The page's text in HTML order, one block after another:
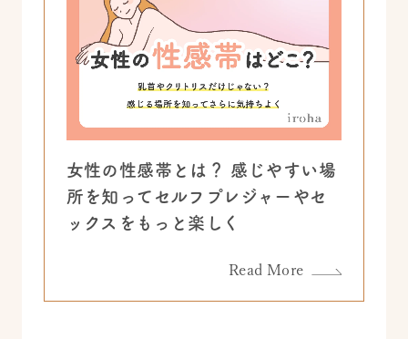
女性の性感帯とは？ 感じやすい場
所を知ってセルフプレジャーやセ
ックスをもっと楽しく
Read More